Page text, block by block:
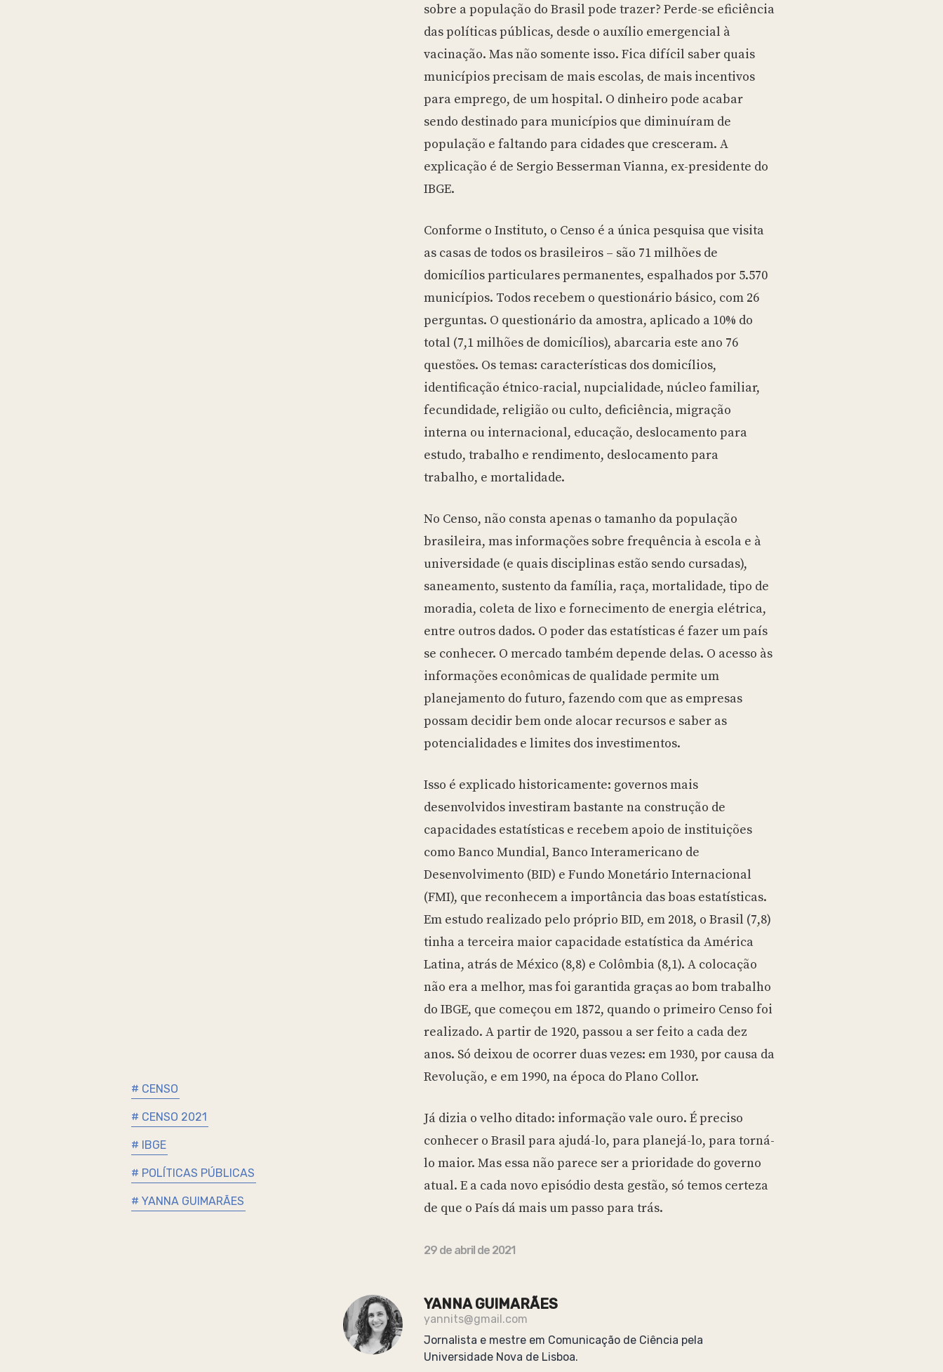
sobre a população do Brasil pode trazer? Perde-se eficiência
das políticas públicas, desde o auxílio emergencial à
vacinação. Mas não somente isso. Fica difícil saber quais
municípios precisam de mais escolas, de mais incentivos
para emprego, de um hospital. O dinheiro pode acabar
sendo destinado para municípios que diminuíram de
população e faltando para cidades que cresceram. A
explicação é de Sergio Besserman Vianna, ex-presidente do
IBGE.
Conforme o Instituto, o Censo é a única pesquisa que visita
as casas de todos os brasileiros – são 71 milhões de
domicílios particulares permanentes, espalhados por 5.570
municípios. Todos recebem o questionário básico, com 26
perguntas. O questionário da amostra, aplicado a 10% do
total (7,1 milhões de domicílios), abarcaria este ano 76
questões. Os temas: características dos domicílios,
identificação étnico-racial, nupcialidade, núcleo familiar,
fecundidade, religião ou culto, deficiência, migração
interna ou internacional, educação, deslocamento para
estudo, trabalho e rendimento, deslocamento para
trabalho, e mortalidade.
No Censo, não consta apenas o tamanho da população
brasileira, mas informações sobre frequência à escola e à
universidade (e quais disciplinas estão sendo cursadas),
saneamento, sustento da família, raça, mortalidade, tipo de
moradia, coleta de lixo e fornecimento de energia elétrica,
entre outros dados. O poder das estatísticas é fazer um país
se conhecer. O mercado também depende delas. O acesso às
informações econômicas de qualidade permite um
planejamento do futuro, fazendo com que as empresas
possam decidir bem onde alocar recursos e saber as
potencialidades e limites dos investimentos.
Isso é explicado historicamente: governos mais
desenvolvidos investiram bastante na construção de
capacidades estatísticas e recebem apoio de instituições
como Banco Mundial, Banco Interamericano de
Desenvolvimento (BID) e Fundo Monetário Internacional
(FMI), que reconhecem a importância das boas estatísticas.
Em estudo realizado pelo próprio BID, em 2018, o Brasil (7,8)
tinha a terceira maior capacidade estatística da América
Latina, atrás de México (8,8) e Colômbia (8,1). A colocação
não era a melhor, mas foi garantida graças ao bom trabalho
do IBGE, que começou em 1872, quando o primeiro Censo foi
realizado. A partir de 1920, passou a ser feito a cada dez
anos. Só deixou de ocorrer duas vezes: em 1930, por causa da
Revolução, e em 1990, na época do Plano Collor.
Já dizia o velho ditado: informação vale ouro. É preciso
conhecer o Brasil para ajudá-lo, para planejá-lo, para torná-
lo maior. Mas essa não parece ser a prioridade do governo
atual. E a cada novo episódio desta gestão, só temos certeza
de que o País dá mais um passo para trás.
29 de abril de 2021
# CENSO
# CENSO 2021
# IBGE
# POLÍTICAS PÚBLICAS
# YANNA GUIMARÃES
YANNA GUIMARÃES
yannits@gmail.com
Jornalista e mestre em Comunicação de Ciência pela
Universidade Nova de Lisboa.